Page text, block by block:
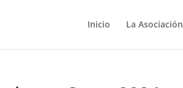
Inicio La Asociación